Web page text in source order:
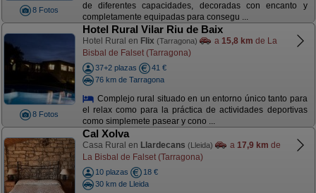
8 Fotos
de diferentes capacidades, decoradas con encanto y
completamente equipadas para consegu ...
8 Fotos
Hotel Rural Vilar Riu de Baix
Hotel Rural en Flix (Tarragona) a 15,8 km de La
Bisbal de Falset (Tarragona)
37+2 plazas
41 €
76 km de Tarragona
Complejo rural situado en un entorno único tanto para
el relax como para la práctica de actividades deportivas
como simplemete pasear y cono ...
Cal Xolva
Casa Rural en Llardecans (Lleida) a 17,9 km de
La Bisbal de Falset (Tarragona)
10 plazas
18 €
30 km de Lleida